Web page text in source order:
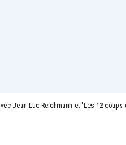
Luc Reichmann et "Les 12 coups de